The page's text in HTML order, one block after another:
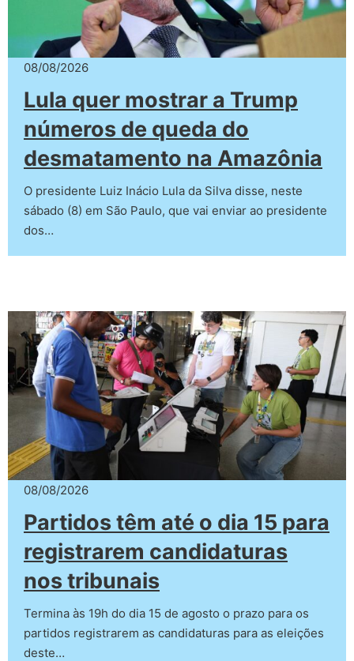
08/08/2026
Lula quer mostrar a Trump
números de queda do
desmatamento na Amazônia
O presidente Luiz Inácio Lula da Silva disse, neste
sábado (8) em São Paulo, que vai enviar ao presidente
dos…
08/08/2026
Partidos têm até o dia 15 para
registrarem candidaturas
nos tribunais
Termina às 19h do dia 15 de agosto o prazo para os
partidos registrarem as candidaturas para as eleições
deste…